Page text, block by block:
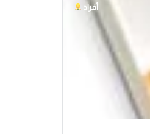
أفراد